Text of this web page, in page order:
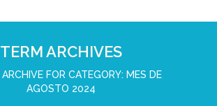
TERM ARCHIVES
ARCHIVE FOR CATEGORY: MES DE
AGOSTO 2024